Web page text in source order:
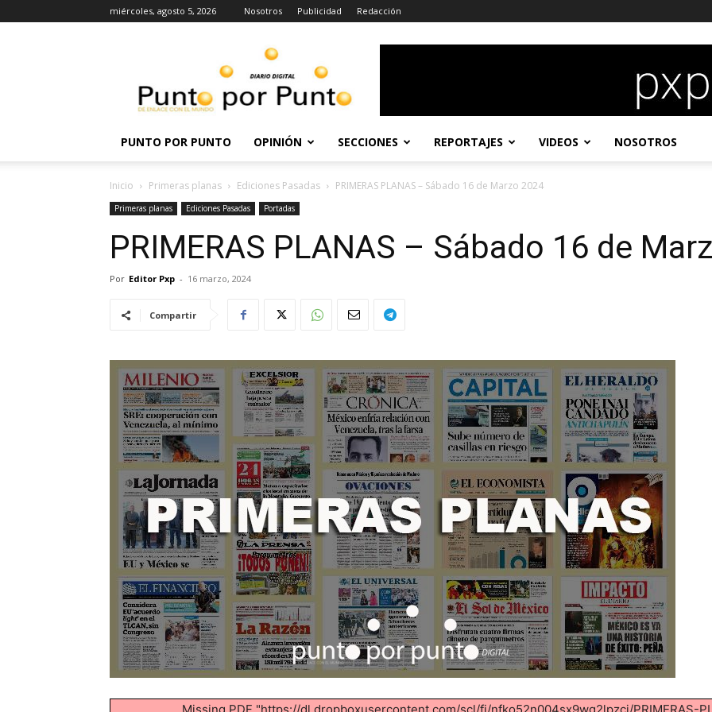
miércoles, agosto 5, 2026 Nosotros Publicidad Redacción
Punto
PUNTO POR PUNTO OPINIÓN SECCIONES REPORTAJES VIDEOS NOSOTROS
Inicio Primeras planas Ediciones Pasadas PRIMERAS PLANAS – Sábado 16 de Marzo 2024
Primeras planas Ediciones Pasadas Portadas
PRIMERAS PLANAS – Sábado 16 de
Por Editor Pxp - 16 marzo, 2024
Compartir